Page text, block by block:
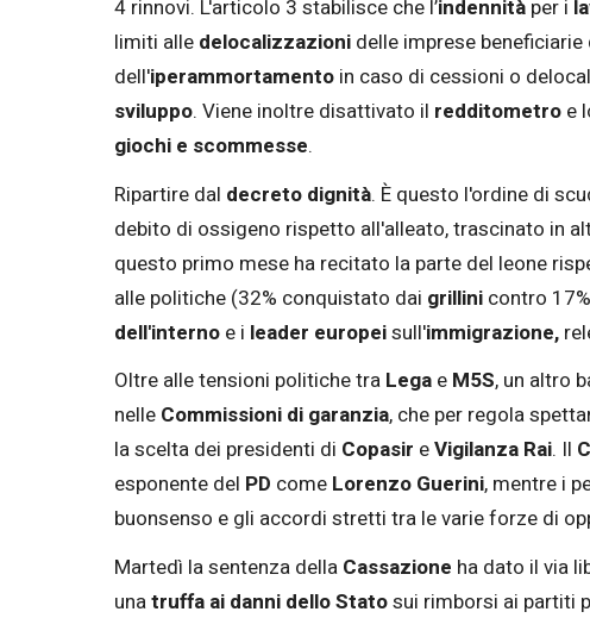
4 rinnovi. L'articolo 3 stabilisce che l’indennità per i
limiti alle delocalizzazioni delle imprese
dell'iperammortamento in caso di cessioni o
sviluppo. Viene inoltre disattivato il redditometro e
giochi e scommesse.
Ripartire dal decreto dignità. È questo l'ordine di
debito di ossigeno rispetto all'alleato, trascinato in
questo primo mese ha recitato la parte del leone
alle politiche (32% conquistato dai grillini contro
dell'interno e i leader europeisull'immigrazione,
Oltre alle tensioni politiche tra Lega e M5S, un altro
nelle Commissioni di garanzia, che per regola
la scelta dei presidenti di Copasir eVigilanza Rai. Il
esponente del PD come Lorenzo Guerini, mentre i
buonsenso e gli accordi stretti tra le varie forze di
Martedì la sentenza della Cassazione ha dato il via
unatruffa ai danni dello Statosui rimborsi ai partiti